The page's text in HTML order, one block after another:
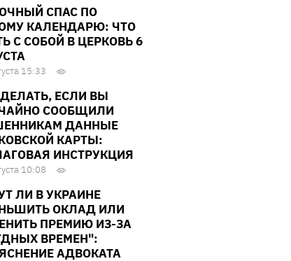
СПАС ПО
КАЛЕНДАРЮ: ЧТО
С СОБОЙ В ЦЕРКОВЬ 6
15:33
ЕСЛИ ВЫ
СООБЩИЛИ
ДАННЫЕ
КАРТЫ:
ИНСТРУКЦИЯ
10:08
ЛИ В УКРАИНЕ
ОКЛАД ИЛИ
ПРЕМИЮ ИЗ-ЗА
ВРЕМЕН":
АДВОКАТА